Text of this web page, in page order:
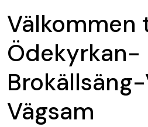
Välkommen
Ödekyrkan-
Vägsam